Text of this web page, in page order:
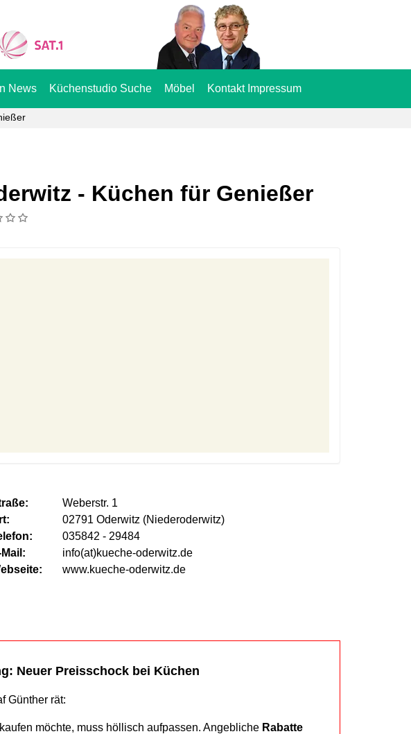
News Küchenstudio Suche Möbel Kontakt Impressum
- Küchen für Genießer
Weberstr. 1
02791 Oderwitz (Niederoderwitz)
035842 - 29484
Mail:
info(at)kueche-oderwitz.de
www.kueche-oderwitz.de
Neuer Preisschock bei Küchen
Günther rät:
möchte, muss höllisch aufpassen. Angebliche Rabatte